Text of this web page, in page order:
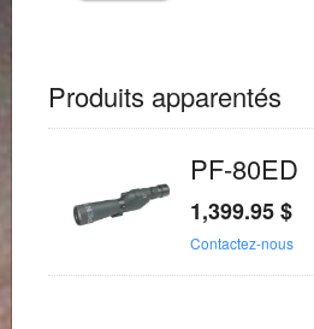
Produits apparentés
PF-80ED
1,399.95$
Contactez-nous